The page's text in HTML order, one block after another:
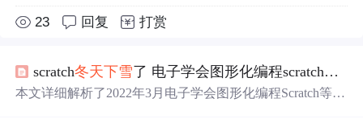
23 回复 打赏
scratch冬天下雪了 电子学会图形化编程scratch等级考试三级真题和答案解析2022年3月
本文详细解析了2022年3月电子学会图形化编程Scratch等级